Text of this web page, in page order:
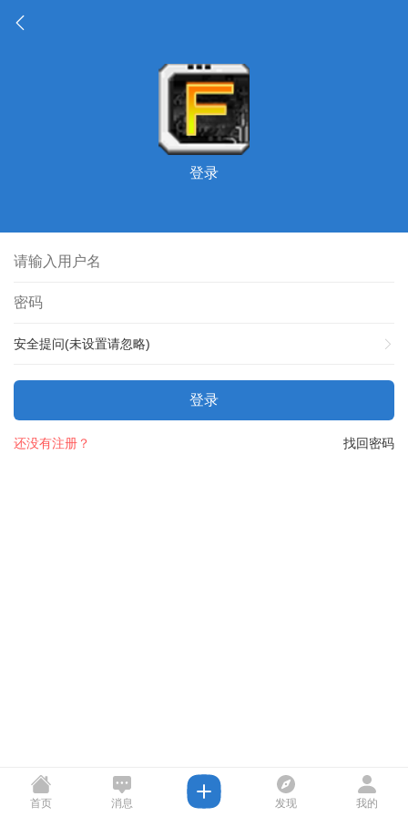
登录
安全提问(未设置请忽略)
登录
找回密码
还没有注册？
首页 消息 发现 我的